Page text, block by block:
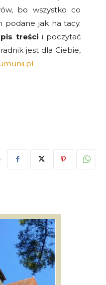
bo wszystko co
podane jak na tacy.
treścii poczytać
jest dla Ciebie,